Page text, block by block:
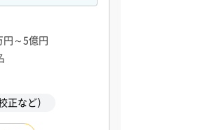
円～5億円
正など）